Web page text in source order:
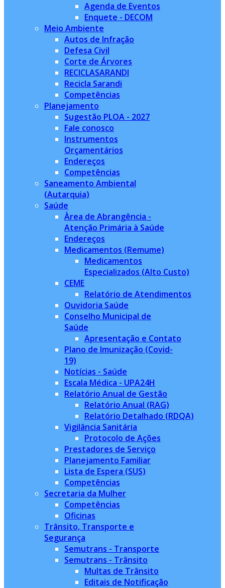
Agenda de Eventos
Enquete - DECOM
Meio Ambiente
Autos de Infração
Defesa Civil
Corte de Árvores
RECICLASARANDI
Recicla Sarandi
Competências
Planejamento
Sugestão PLOA - 2027
Fale conosco
Instrumentos
Orçamentários
Endereços
Competências
Saneamento Ambiental
(Autarquia)
Saúde
Àrea de Abrangência -
Atenção Primária à Saúde
Endereços
Medicamentos (Remume)
Medicamentos
Especializados (Alto Custo)
CEME
Relatório de Atendimentos
Ouvidoria Saúde
Conselho Municipal de
Saúde
Apresentação e Contato
Plano de Imunização (Covid-
19)
Notícias - Saúde
Escala Médica - UPA24H
Relatório Anual de Gestão
Relatório Anual (RAG)
Relatório Detalhado (RDQA)
Vigilância Sanitária
Protocolo de Ações
Prestadores de Serviço
Planejamento Familiar
Lista de Espera (SUS)
Competências
Secretaria da Mulher
Competências
Oficinas
Trânsito, Transporte e
Segurança
Semutrans - Transporte
Semutrans - Trânsito
Multas de Trânsito
Editais de Notificação